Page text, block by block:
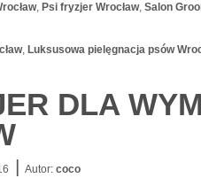
, Psi fryzjer Wrocław, Salon
, Luksusowa pielęgnacja psów
DLA
| Autor: coco